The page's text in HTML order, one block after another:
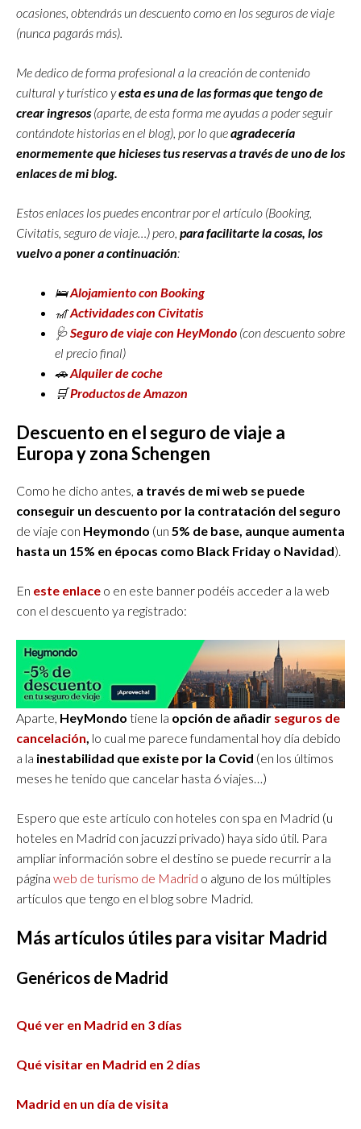
ocasiones, obtendrás un descuento como en los seguros de viaje
(nunca pagarás más).
Me dedico de forma profesional a la creación de contenido
cultural y turístico yesta es una de las formas que tengo de
crear ingresos (aparte, de esta forma me ayudas a poder seguir
contándote historias en el blog), por lo queagradecería
enormemente que hicieses tus reservas a través de uno de los
enlaces de mi blog.
Estos enlaces los puedes encontrar por el artículo (Booking,
Civitatis, seguro de viaje…) pero, para facilitarte la cosas, los
vuelvo a poner a continuación:
🛌Alojamiento con Booking
🎢Actividades con Civitatis
🩺Seguro de viaje con HeyMondo (con descuento sobre
el precio final)
🚗Alquiler de coche
🛒Productos de Amazon
Descuento en el seguro de viaje a
Europa y zona Schengen
Como he dicho antes, a través de mi web se puede
conseguir un descuento por la contratación del seguro
de viaje con Heymondo (un 5% de base, aunque aumenta
hasta un 15% en épocas como Black Friday o Navidad).
En este enlace o en este banner podéis acceder a la web
con el descuento ya registrado:
Aparte, HeyMondo tiene la opción de añadir seguros de
cancelación, lo cual me parece fundamental hoy día debido
a la inestabilidad que existe por la Covid (en los últimos
meses he tenido que cancelar hasta 6 viajes…)
Espero que este artículo con hoteles con spa en Madrid (u
hoteles en Madrid con jacuzzi privado) haya sido útil. Para
ampliar información sobre el destino se puede recurrir a la
página web de turismo de Madrid o alguno de los múltiples
artículos que tengo en el blog sobre Madrid.
Más artículos útiles para visitar Madrid
Genéricos de Madrid
Qué ver en Madrid en 3 días
Qué visitar en Madrid en 2 días
Madrid en un día de visita